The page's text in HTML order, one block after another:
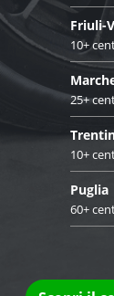
Friuli-
10+
25+
10+
Puglia
60+